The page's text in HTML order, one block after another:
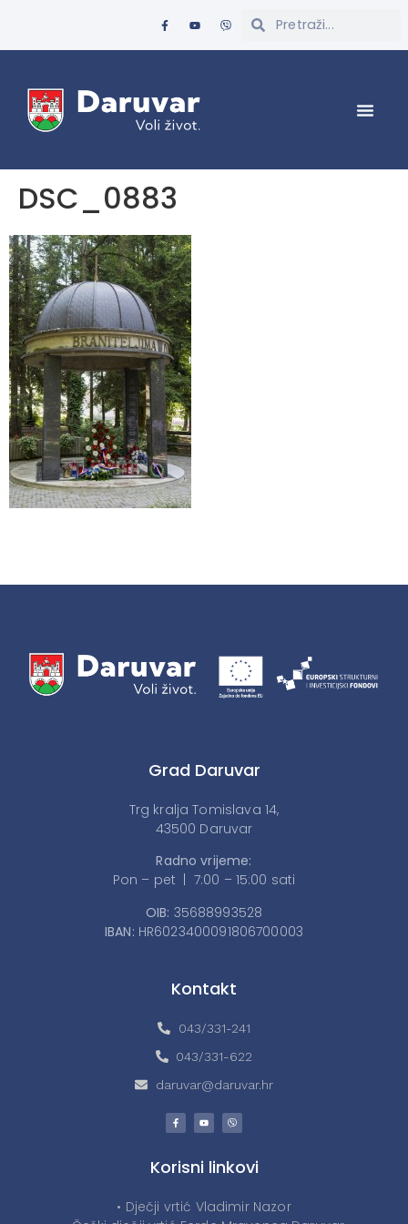
DSC_0883
Grad Daruvar
Trg kralja Tomislava 14,
43500 Daruvar
Radno vrijeme:
Pon – pet | 7:00 – 15:00 sati
OIB: 35688993528
IBAN: HR6023400091806700003
Kontakt
043/331-241
043/331-622
daruvar@daruvar.hr
Korisni linkovi
• Dječji vrtić Vladimir Nazor